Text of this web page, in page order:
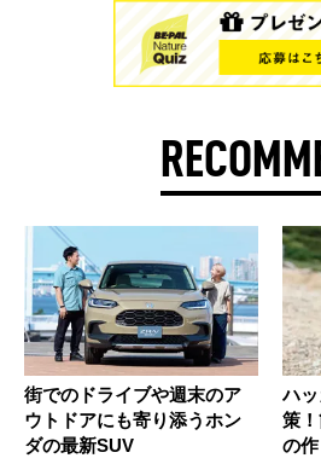
街でのドライブや週末のア
ウトドアにも寄り添うホン
ダの最新SUV
ハ
策
の